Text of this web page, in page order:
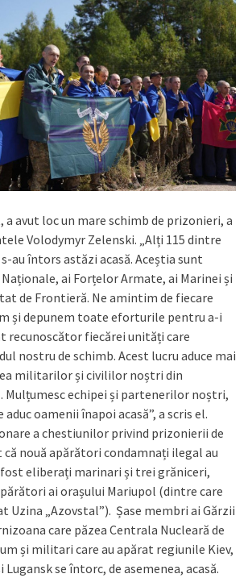
a avut loc un mare schimb de prizonieri, a
Volodymyr Zelenski. „Alți 115 dintre
au întors astăzi acasă. Aceștia sunt
ai Forțelor Armate, ai Marinei și
de Frontieră. Ne amintim de fiecare
și depunem toate eforturile pentru a-i
recunoscător fiecărei unități care
nostru de schimb. Acest lucru aduce mai
militarilor și civililor noștri din
Mulțumesc echipei și partenerilor noștri,
aduc oamenii înapoi acasă”, a scris el.
a chestiunilor privind prizonierii de
nouă apărători condamnați ilegal au
eliberați marinari și trei grăniceri,
ai orașului Mariupol (dintre care
Uzina „Azovstal”). Șase membri ai Gărzii
care păzea Centrala Nucleară de
și militari care au apărat regiunile Kiev,
Lugansk se întorc, de asemenea, acasă.